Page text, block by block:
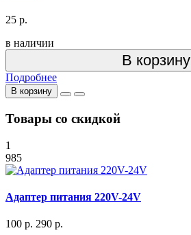
25 р.
в наличии
В корзину
Подробнее
В корзину
Товары со скидкой
1
985
Адаптер питания 220V-24V
100 р. 290 р.